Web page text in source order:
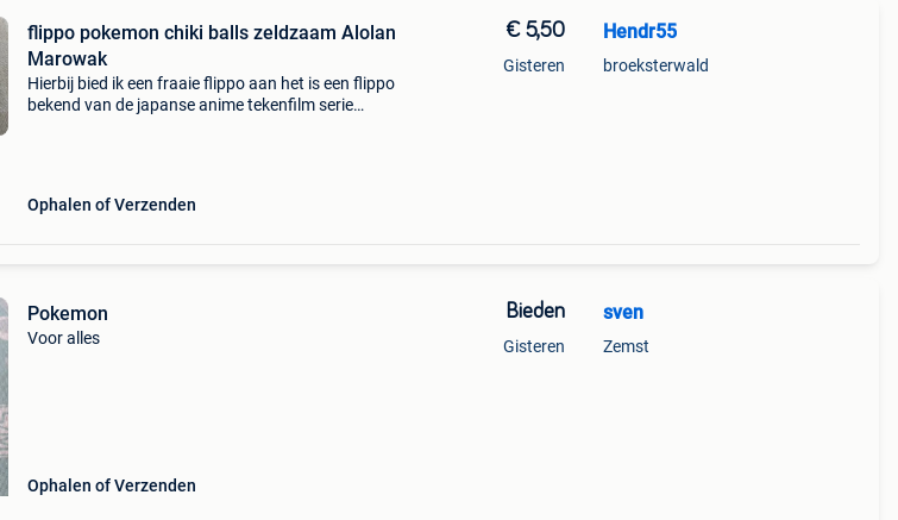
flippo pokemon chiki balls zeldzaam Alolan
Marowak
Hierbij bied ik een fraaie flippo aan het is een flippo
bekend van de japanse anime tekenfilm serie
Ophalen of Verzenden
€ 5,50
Gisteren
Hendr55
broeksterwald
Pokemon
Voor alles
Ophalen of Verzenden
Bieden
Gisteren
sven
Zemst